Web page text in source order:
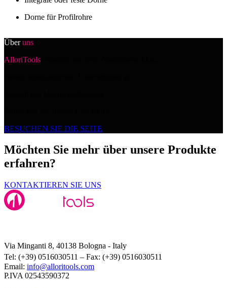
Dorne für Profilrohre
Überuns
AlloriTools
BESUCHEN SIE DIE SEITE
Möchten Sie mehr über unsere Produkte
erfahren?
KONTAKTIEREN SIE UNS
Via Minganti 8, 40138 Bologna - Italy
Tel: (+39) 0516030511 – Fax: (+39) 0516030511
Email: info@alloritools.com
P.IVA 02543590372